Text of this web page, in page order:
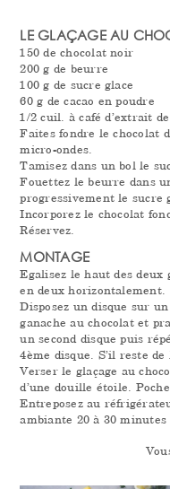
LE GLAÇAGE AU
150 de chocolat noir
200 g de beurre
100 g de sucre glace
60 g de cacao en poudre
1/2 cuil. à café d’extrait
Faites fondre le chocolat
micro-ondes.
Tamisez dans un bol le
Fouettez le beurre dans
progressivement le sucre
Incorporez le chocolat
Réservez.
MONTAGE
Egalisez le haut des deux
en deux horizontalement.
Disposez un disque sur
ganache au chocolat et
un second disque puis
4ème disque. S’il reste
Verser le glaçage au
d’une douille étoile.
Entreposez au
ambiante 20 à 30 minutes